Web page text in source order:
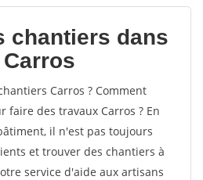
votes
chantiers dans
Carros ? Comment
faire des travaux Carros ? En
il n'est pas toujours
et trouver des chantiers à
service d'aide aux artisans